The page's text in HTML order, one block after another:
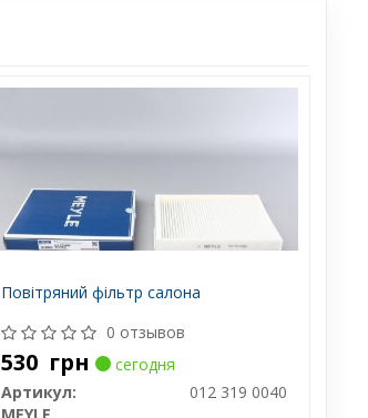
Повітряний фільтр салона
0 отзывов
530 грн
сегодня
Артикул:
012 319 0040